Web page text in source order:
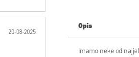
20-08-2025
Opis
Imamo neke od